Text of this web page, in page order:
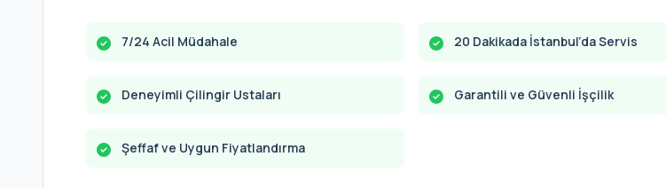
7/24 Acil Müdahale 20 Dakikada İstanbul’da Servis
Deneyimli Çilingir Ustaları Garantili ve Güvenli İşçilik
Şeffaf ve Uygun Fiyatlandırma